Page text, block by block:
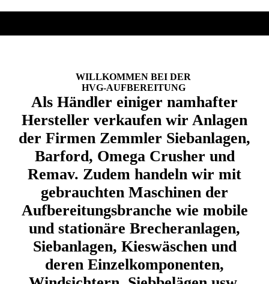
WILLKOMMEN BEI DER
HVG-AUFBEREITUNG
Als Händler einiger namhafter
Hersteller verkaufen wir Anlagen
der Firmen Zemmler Siebanlagen,
Barford, Omega Crusher und
Remav. Zudem handeln wir mit
gebrauchten Maschinen der
Aufbereitungsbranche wie mobile
und stationäre Brecheranlagen,
Siebanlagen, Kieswäschen und
deren Einzelkomponenten,